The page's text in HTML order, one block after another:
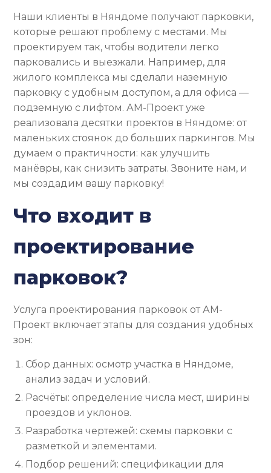
Наши клиенты в Няндоме получают парковки,
которые решают проблему с местами. Мы
проектируем так, чтобы водители легко
парковались и выезжали. Например, для
жилого комплекса мы сделали наземную
парковку с удобным доступом, а для офиса —
подземную с лифтом. АМ-Проект уже
реализовала десятки проектов в Няндоме: от
маленьких стоянок до больших паркингов. Мы
думаем о практичности: как улучшить
манёвры, как снизить затраты. Звоните нам, и
мы создадим вашу парковку!
Что входит в
проектирование
парковок?
Услуга проектирования парковок от АМ-
Проект включает этапы для создания удобных
зон:
Сбор данных: осмотр участка в Няндоме,
анализ задач и условий.
Расчёты: определение числа мест, ширины
проездов и уклонов.
Разработка чертежей: схемы парковки с
разметкой и элементами.
Подбор решений: спецификации для